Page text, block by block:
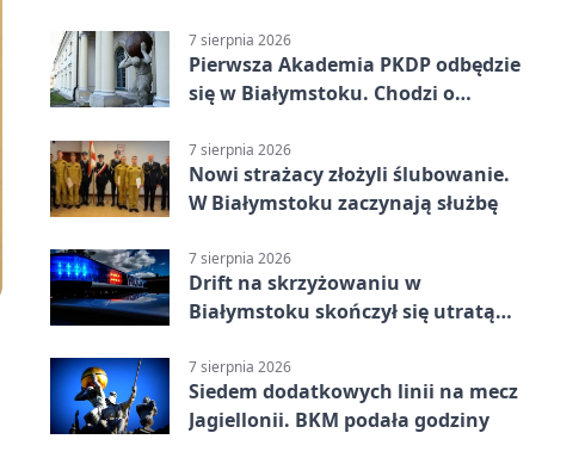
7 sierpnia 2026
Pierwsza Akademia PKDP odbędzie
się w Białymstoku. Chodzi o
7 sierpnia 2026
Nowi strażacy złożyli ślubowanie.
W Białymstoku zaczynają służbę
7 sierpnia 2026
Drift na skrzyżowaniu w
Białymstoku skończył się utratą
7 sierpnia 2026
Siedem dodatkowych linii na mecz
Jagiellonii. BKM podała godziny